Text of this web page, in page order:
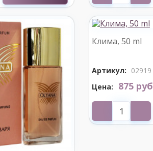
Клима, 50 ml
Артикул: 02919
Цена:
875 руб